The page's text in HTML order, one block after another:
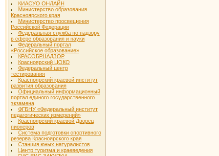
КИАСУО ОНЛАЙН
Министерство образования
Красноярского края
Министерство просвещения
Российской Федерации
Федеральная служба по надзору
в сфере образования и науки
Федеральный портал
«Российское образование»
КРАСОБРНАДЗОР
Красноярский ЦОКО
Федеральный центр
тестирования
Красноярский краевой институт
развития образования
Официальный информационный
портал единого государственного
экзамена
ФГБНУ «Федеральный институт
педагогических измерений»
Красноярский краевой Дворец
пионеров
Система подготовки спортивного
резерва Красноярского края
Станция юных натуралистов
Центр туризма и краеведения